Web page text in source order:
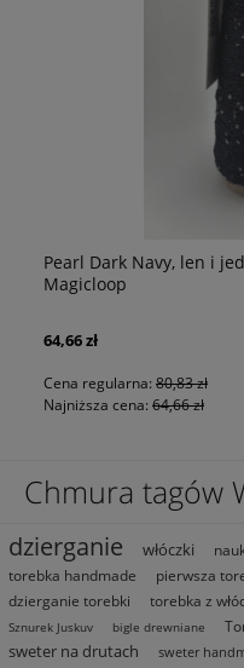
Pearl Dark Navy, len i
Magicloop
64,66 zł
Cena regularna: 80,83 zł
Najniższa cena: 64,66 zł
Chmura tagów
dzierganie włóczki
torebka handmade pierwsza
dzierganie torebki torebka z
Sznurek Juskuv
bigle drewniane
sweter na drutach sweter